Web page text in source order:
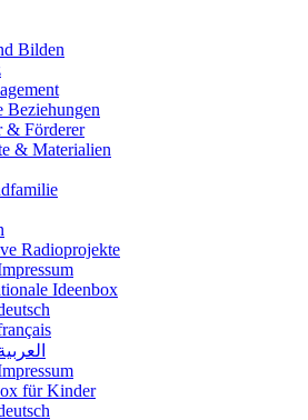
Bilden
Beziehungen
& Förderer
& Materialien
Radioprojekte
Ideenbox
für Kinder